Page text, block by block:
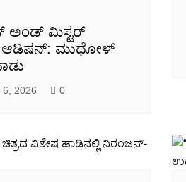
ಅಂಡ್ ಮಿಸ್ಟರ್
ಆಡಿಷನ್: ಮುಧೋಳ್
6, 2026 0